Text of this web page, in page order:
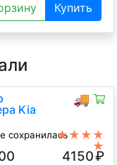
Купить
🚚
Kia
сохранилась★★★★
★
4150₽